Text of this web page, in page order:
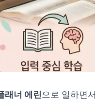
래너 에린 으로 일하면